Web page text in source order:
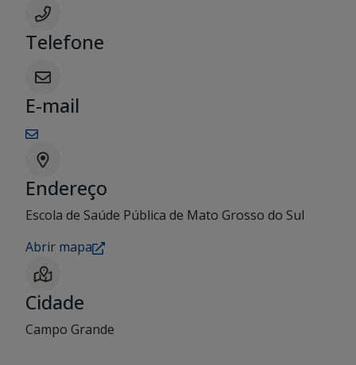
Telefone
E-mail
Endereço
Escola de Saúde Pública de Mato Grosso do Sul
Abrir mapa
Cidade
Campo Grande